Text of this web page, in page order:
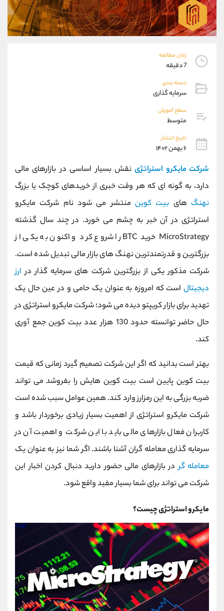
زمان مطالعه
7 دقیقه
دسته بندی
سرمایه گذاری
سطح آموزش
متوسط
تاریخ انتشار
۶ بهمن ۱۴۰۲
شرکت مایکرو استراتژینقش بسیار اساسی در بازارهای مالی
دارد، به گونه ای که هر وقت خبری از خریدهای کوچک یا بزرگ
نهنگ های بیت کوین منتشر می شود نام شرکت مایکرو
استراتژی در آن خبر به چشم می خورد. در چند سال گذشته
MicroStrategy خریدBTC را شروع کرد و اکنون به یکی از
بزرگترین و قدرتمندترین نهنگ های بازار مالی تبدیل شده است.
شرکت مذکور یکی از بزرگترین شرکت های سرمایه گذار در ارز
دیجیتال است که امروزه به عنوان یک حامی و در عین حال یک
تهدید برای بازار کریپتو دیده می شود؛ شرکت مایکرو استراتژی در
حال حاضر توانسته حدود 130 هزار عدد بیت کوین جمع آوری
کند.
بهتر است بدانید که اگر این شرکت تصمیم گیرد زمانی که قیمت
بیت کوین پایین است بیت کوین هایش را بفروشد می تواند
ضربه بزرگی به این رمزارز وارد کند. همین عوامل سبب شده است
شرکت مایکرو استراتژی از اهمیت بسیار زیادی برخوردار باشد و
کاربران فعال بازارهای مالی باید با این شرکت و اهمیت آن در
سرمایه گذاری معامله گران آشنا باشند. اگر شما نیز به عنوان یک
معامله گردر بازارهای مالی حضور دارید دنبال کردن اخبار این
شرکت می تواند برای شما بسیار مفید واقع شود.
مایکرو استراتژی چیست؟
09101364784
واتساپ شروع گفتگو
تلگرام @Armteam_admin_104
پشتیبان فروش
موبایل
واتساپ
داخلی
اطلاعات تماس (دفتر فروش)
تلفن 021-22021030
بدون پیش شماره 90001030
اینستاگرام @alireza.mehrabii
کانال تلگرام @alirezamehrabi_com